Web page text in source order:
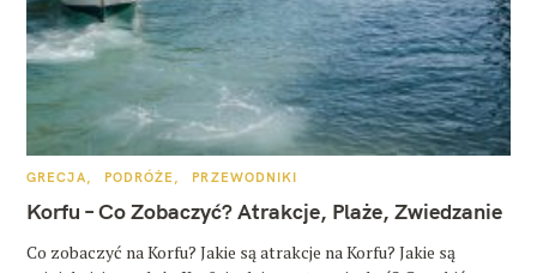
K
T
E
O
R
GRECJA PODRÓŻE PRZEWODNIKI
Korfu – Co Zobaczyć? Atrakcje, Plaże, Zwiedzanie
Co zobaczyć na Korfu? Jakie są atrakcje na Korfu? Jakie są